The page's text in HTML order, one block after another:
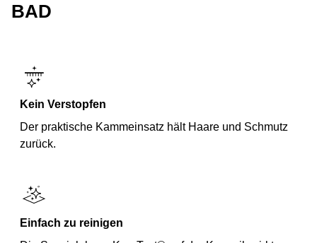
BAD
Kein Verstopfen
Der praktische Kammeinsatz hält Haare und Schmutz
zurück.
Einfach zu reinigen